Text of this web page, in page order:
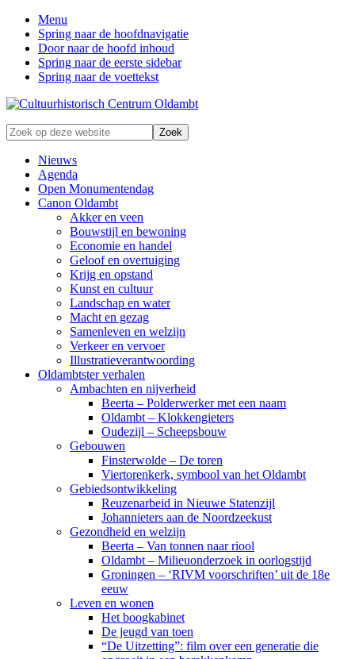
Menu
Spring naar de hoofdnavigatie
Door naar de hoofd inhoud
Spring naar de eerste sidebar
Spring naar de voettekst
Zonder
verleden
geen
toekomst
Zoek
op
deze
website
Nieuws
Agenda
Open Monumentendag
Canon Oldambt
Akker en veen
Bouwstijl en bewoning
Economie en handel
Geloof en overtuiging
Krijg en opstand
Kunst en cultuur
Landschap en water
Macht en gezag
Samenleven en welzijn
Verkeer en vervoer
Illustratieverantwoording
Oldambtster verhalen
Ambachten en nijverheid
Beerta – Polderwerker met een naam
Oldambt – Klokkengieters
Oudezijl – Scheepsbouw
Gebouwen
Finsterwolde – De toren
Viertorenkerk, symbool van het Oldambt
Gebiedsontwikkeling
Reuzenarbeid in Nieuwe Statenzijl
Johannieters aan de Noordzeekust
Gezondheid en welzijn
Beerta – Van tonnen naar riool
Oldambt – Milieuonderzoek in oorlogstijd
Groningen – ‘RIVM voorschriften’ uit de 18e
eeuw
Leven en wonen
Het boogkabinet
De jeugd van toen
“De Uitzetting”: film over een generatie die